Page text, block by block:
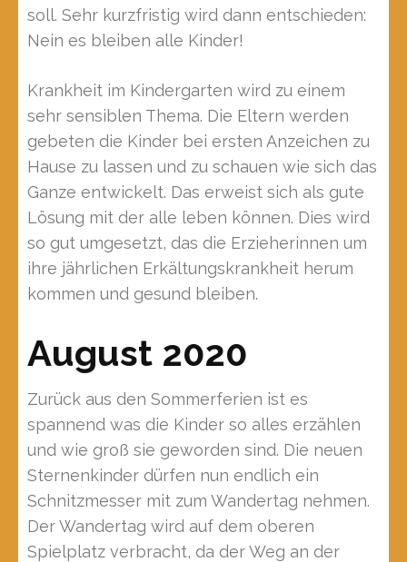
soll. Sehr kurzfristig wird dann entschieden:
Nein es bleiben alle Kinder!
Krankheit im Kindergarten wird zu einem
sehr sensiblen Thema. Die Eltern werden
gebeten die Kinder bei ersten Anzeichen zu
Hause zu lassen und zu schauen wie sich das
Ganze entwickelt. Das erweist sich als gute
Lösung mit der alle leben können. Dies wird
so gut umgesetzt, das die Erzieherinnen um
ihre jährlichen Erkältungskrankheit herum
kommen und gesund bleiben.
August 2020
Zurück aus den Sommerferien ist es
spannend was die Kinder so alles erzählen
und wie groß sie geworden sind. Die neuen
Sternenkinder dürfen nun endlich ein
Schnitzmesser mit zum Wandertag nehmen.
Der Wandertag wird auf dem oberen
Spielplatz verbracht, da der Weg an der